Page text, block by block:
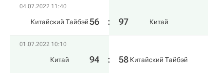
04.07.2022 11:40
Китайский Тайбэй56 : 97 Китай
01.07.2022 10:10
Китай 94 : 58 Китайский Тайбэй